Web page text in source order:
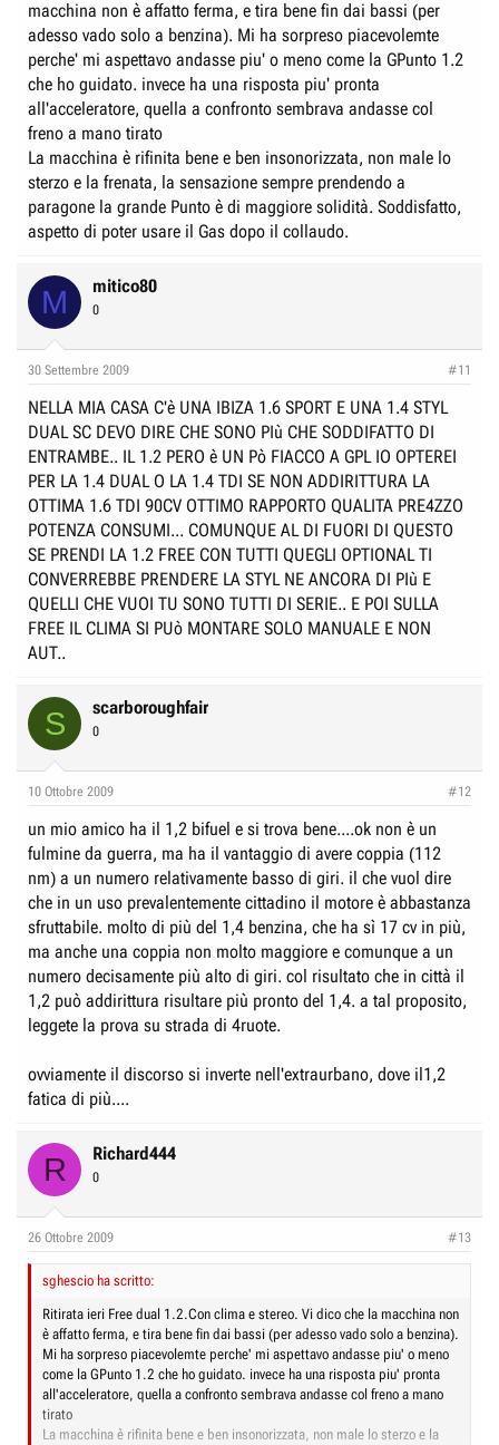
macchina non è affatto ferma, e tira bene fin dai bassi (per
adesso vado solo a benzina). Mi ha sorpreso piacevolemte
perche' mi aspettavo andasse piu' o meno come la GPunto 1.2
che ho guidato. invece ha una risposta piu' pronta
all'acceleratore, quella a confronto sembrava andasse col
freno a mano tirato
La macchina è rifinita bene e ben insonorizzata, non male lo
sterzo e la frenata, la sensazione sempre prendendo a
paragone la grande Punto è di maggiore solidità. Soddisfatto,
aspetto di poter usare il Gas dopo il collaudo.
M mitico80
0
30 Settembre 2009 #11
NELLA MIA CASA C'è UNA IBIZA 1.6 SPORT E UNA 1.4 STYL
DUAL SC DEVO DIRE CHE SONO PIù CHE SODDIFATTO DI
ENTRAMBE.. IL 1.2 PERO è UN Pò FIACCO A GPL IO OPTEREI
PER LA 1.4 DUAL O LA 1.4 TDI SE NON ADDIRITTURA LA
OTTIMA 1.6 TDI 90CV OTTIMO RAPPORTO QUALITA PRE4ZZO
POTENZA CONSUMI... COMUNQUE AL DI FUORI DI QUESTO
SE PRENDI LA 1.2 FREE CON TUTTI QUEGLI OPTIONAL TI
CONVERREBBE PRENDERE LA STYL NE ANCORA DI PIù E
QUELLI CHE VUOI TU SONO TUTTI DI SERIE.. E POI SULLA
FREE IL CLIMA SI PUò MONTARE SOLO MANUALE E NON
AUT..
S scarboroughfair
0
10 Ottobre 2009 #12
un mio amico ha il 1,2 bifuel e si trova bene....ok non è un
fulmine da guerra, ma ha il vantaggio di avere coppia (112
nm) a un numero relativamente basso di giri. il che vuol dire
che in un uso prevalentemente cittadino il motore è abbastanza
sfruttabile. molto di più del 1,4 benzina, che ha sì 17 cv in più,
ma anche una coppia non molto maggiore e comunque a un
numero decisamente più alto di giri. col risultato che in città il
1,2 può addirittura risultare più pronto del 1,4. a tal proposito,
leggete la prova su strada di 4ruote.
ovviamente il discorso si inverte nell'extraurbano, dove il1,2
fatica di più....
R Richard444
0
26 Ottobre 2009 #13
sghescio ha scritto:
Ritirata ieri Free dual 1.2.Con clima e stereo. Vi dico che la macchina non
è affatto ferma, e tira bene fin dai bassi (per adesso vado solo a benzina).
Mi ha sorpreso piacevolemte perche' mi aspettavo andasse piu' o meno
come la GPunto 1.2 che ho guidato. invece ha una risposta piu' pronta
all'acceleratore, quella a confronto sembrava andasse col freno a mano
tirato
La macchina è rifinita bene e ben insonorizzata, non male lo sterzo e la